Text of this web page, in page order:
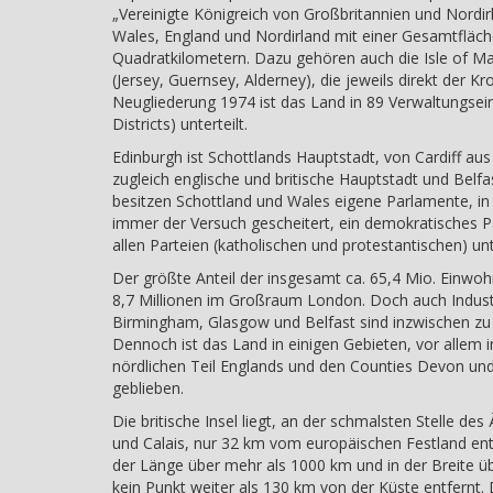
„Vereinigte Königreich von Großbritannien und
Wales, England und Nordirland mit einer
Quadratkilometern. Dazu gehören auch die Isle of
(Jersey, Guernsey, Alderney), die jeweils direkt der
Neugliederung 1974 ist das Land in 89
Districts) unterteilt.
Edinburgh ist Schottlands Hauptstadt, von Cardiff
zugleich englische und britische Hauptstadt und
besitzen Schottland und Wales eigene Parlamente,
immer der Versuch gescheitert, ein demokratisches
allen Parteien (katholischen und protestantischen)
Der größte Anteil der insgesamt ca. 65,4 Mio.
8,7 Millionen im Großraum London. Doch auch
Birmingham, Glasgow und Belfast sind inzwischen
Dennoch ist das Land in einigen Gebieten, vor allem
nördlichen Teil Englands und den Counties Devon
geblieben.
Die britische Insel liegt, an der schmalsten Stelle
und Calais, nur 32 km vom europäischen Festland
der Länge über mehr als 1000 km und in der Breite
kein Punkt weiter als 130 km von der Küste entfernt.